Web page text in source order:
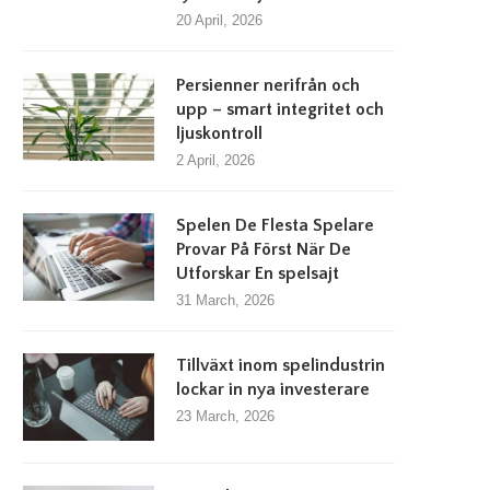
20 April, 2026
Persienner nerifrån och
upp – smart integritet och
ljuskontroll
2 April, 2026
Spelen De Flesta Spelare
Provar På Först När De
Utforskar En spelsajt
31 March, 2026
Tillväxt inom spelindustrin
lockar in nya investerare
23 March, 2026